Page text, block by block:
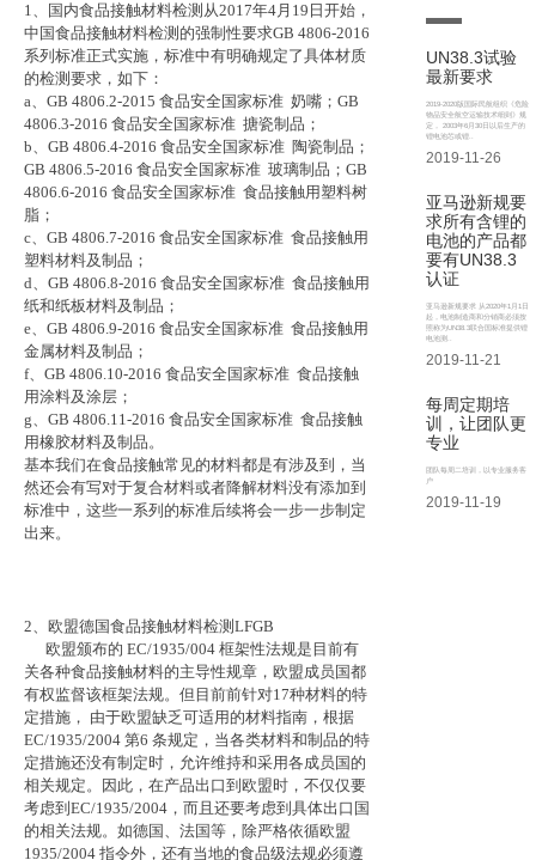
1、国内食品接触材料检测从2017年4月19日开始，
中国食品接触材料检测的强制性要求GB 4806-2016
系列标准正式实施，标准中有明确规定了具体材质
的检测要求，如下：
a、GB 4806.2-2015 食品安全国家标准 奶嘴；GB
4806.3-2016 食品安全国家标准 搪瓷制品；
b、GB 4806.4-2016 食品安全国家标准 陶瓷制品；
GB 4806.5-2016 食品安全国家标准 玻璃制品；GB
4806.6-2016 食品安全国家标准 食品接触用塑料树
脂；
c、GB 4806.7-2016 食品安全国家标准 食品接触用
塑料材料及制品；
d、GB 4806.8-2016 食品安全国家标准 食品接触用
纸和纸板材料及制品；
e、GB 4806.9-2016 食品安全国家标准 食品接触用
金属材料及制品；
f、GB 4806.10-2016 食品安全国家标准 食品接触
用涂料及涂层；
g、GB 4806.11-2016 食品安全国家标准 食品接触
用橡胶材料及制品。
基本我们在食品接触常见的材料都是有涉及到，当
然还会有写对于复合材料或者降解材料没有添加到
标准中，这些一系列的标准后续将会一步一步制定
出来。
2、欧盟德国食品接触材料检测LFGB
欧盟颁布的 EC/1935/004 框架性法规是目前有
关各种食品接触材料的主导性规章，欧盟成员国都
有权监督该框架法规。但目前前针对17种材料的特
定措施， 由于欧盟缺乏可适用的材料指南，根据
EC/1935/2004 第6 条规定，当各类材料和制品的特
定措施还没有制定时，允许维持和采用各成员国的
相关规定。因此，在产品出口到欧盟时，不仅仅要
考虑到EC/1935/2004，而且还要考虑到具体出口国
的相关法规。如德国、法国等，除严格依循欧盟
1935/2004 指令外，还有当地的食品级法规必须遵
UN38.3试验
最新要求
2019-2020版国际民航组织《危险
物品安全航空运输技术细则》规
定， 2003年6月30日以后生产的
锂电池芯或锂..
2019-11-26
亚马逊新规要
求所有含锂的
电池的产品都
要有UN38.3
认证
亚马逊新规要求 从2020年1月1日
起，电池制造商和分销商必须按
照称为UN38.3联合国标准提供锂
电池测..
2019-11-21
每周定期培
训，让团队更
专业
团队每周二培训，以专业服务客
户
2019-11-19